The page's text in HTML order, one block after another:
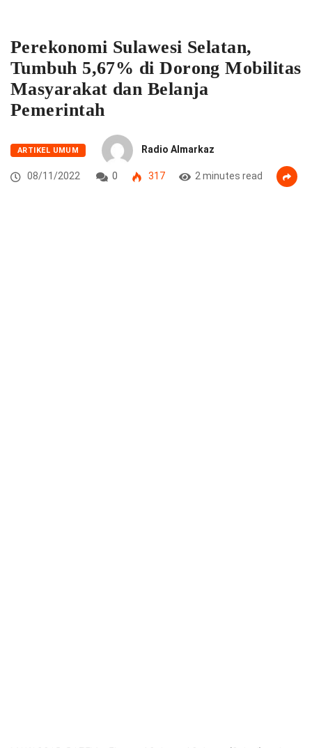
Perekonomi Sulawesi Selatan,
Tumbuh 5,67% di Dorong Mobilitas
Masyarakat dan Belanja
Pemerintah
ARTIKEL UMUM Radio Almarkaz
08/11/2022 0 317 2 minutes read